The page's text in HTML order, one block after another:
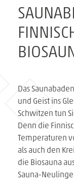
Das
und Geist ins
Schwitzen tun
Denn die
Temperaturen
als auch den
die Biosauna
Sauna-